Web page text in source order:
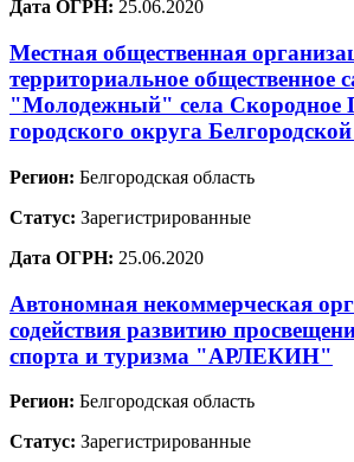
Дата ОГРН: 25.06.2020
Местная общественная
территориальное общественное
"Молодежный" села Скородное
городского округа
Регион: Белгородская область
Статус: Зарегистрированные
Дата ОГРН: 25.06.2020
Автономная некоммерческая
содействия развитию
спорта и туризма "АРЛЕКИН"
Регион: Белгородская область
Статус: Зарегистрированные